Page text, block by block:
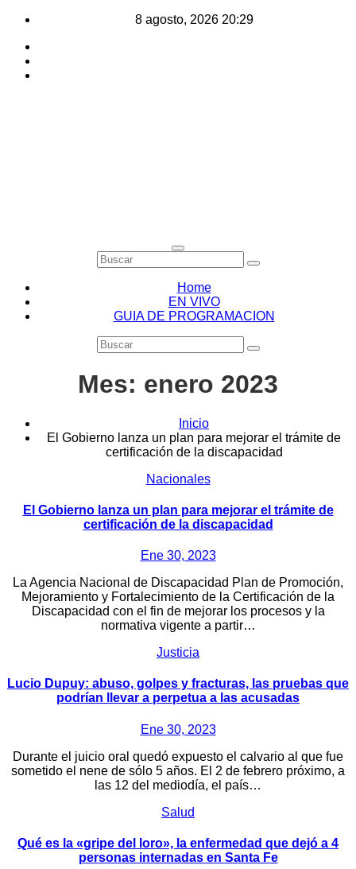
Saltar
8 agosto, 2026 20:29
Home
EN VIVO
GUIA DE PROGRAMACION
Mes: enero 2023
Inicio
El Gobierno lanza un plan para mejorar el trámite de
certificación de la discapacidad
Nacionales
El Gobierno lanza un plan para mejorar el trámite de
certificación de la discapacidad
Ene 30, 2023
La Agencia Nacional de Discapacidad Plan de Promoción,
Mejoramiento y Fortalecimiento de la Certificación de la
Discapacidad con el fin de mejorar los procesos y la
normativa vigente a partir…
Justicia
Lucio Dupuy: abuso, golpes y fracturas, las pruebas que
podrían llevar a perpetua a las acusadas
Ene 30, 2023
Durante el juicio oral quedó expuesto el calvario al que fue
sometido el nene de sólo 5 años. El 2 de febrero próximo, a
las 12 del mediodía, el país…
Salud
Qué es la «gripe del loro», la enfermedad que dejó a 4
personas internadas en Santa Fe